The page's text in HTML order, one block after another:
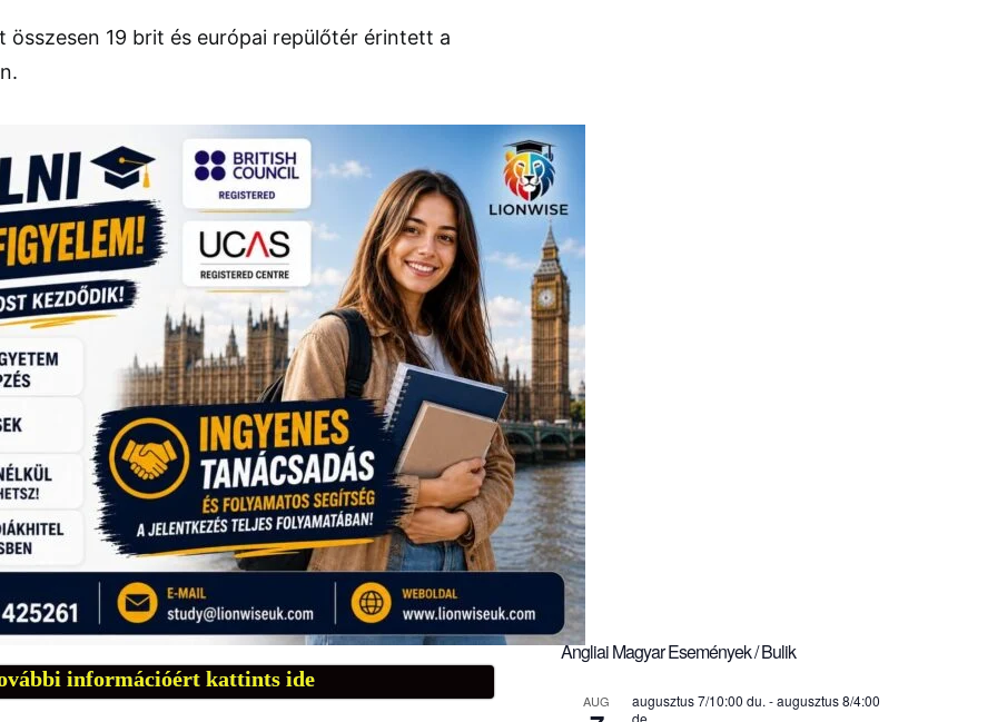
összesen 19 brit és európai repülőtér érintett a
információért kattints ide
Angliai Magyar Események / Bulik
AUG augusztus 7/10:00 du. -augusztus 8/4:00
de.